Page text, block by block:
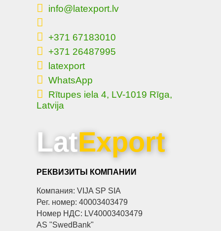
info@latexport.lv
+371 67183010
+371 26487995
latexport
WhatsApp
Rītupes iela 4, LV-1019 Rīga,
Latvija
LatExport
РЕКВИЗИТЫ КОМПАНИИ
Компания: VIJA SP SIA
Рег. номер: 40003403479
Номер НДС: LV40003403479
AS "SwedBank"